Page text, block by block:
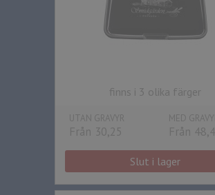
finns i 3 olika färger
UTAN GRAVYR
Från 30,25
MED GRAVYR
Från
Slut i lager